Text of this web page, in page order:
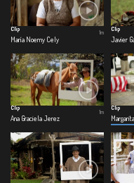
Clip
María Noemy Cely
1m
Clip
Javier
Clip
Ana Graciela Jerez
1m
Clip